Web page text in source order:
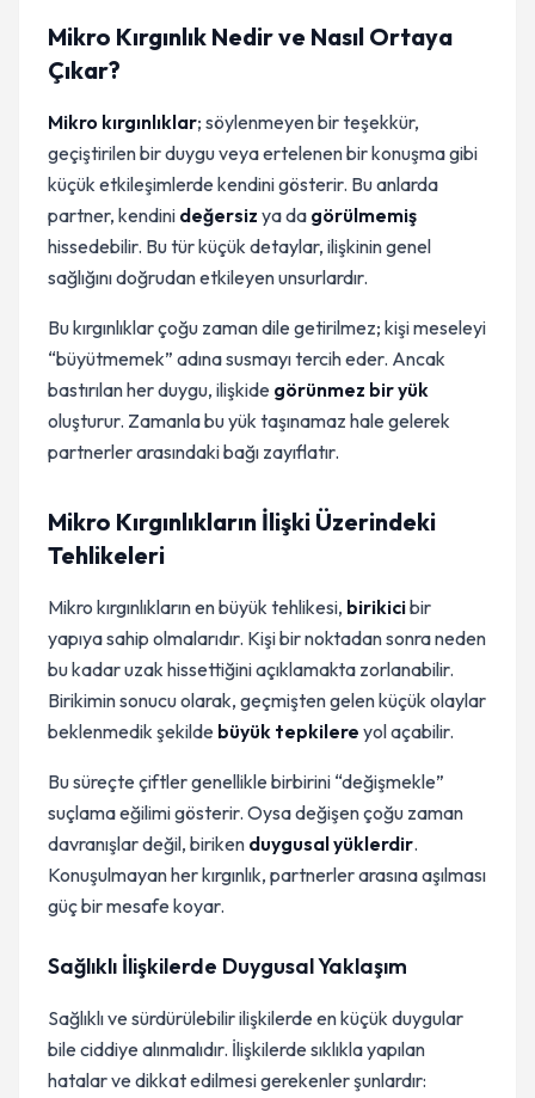
Mikro Kırgınlık Nedir ve Nasıl Ortaya
Çıkar?
Mikro kırgınlıklar; söylenmeyen bir teşekkür,
geçiştirilen bir duygu veya ertelenen bir konuşma gibi
küçük etkileşimlerde kendini gösterir. Bu anlarda
partner, kendini değersiz ya da görülmemiş
hissedebilir. Bu tür küçük detaylar, ilişkinin genel
sağlığını doğrudan etkileyen unsurlardır.
Bu kırgınlıklar çoğu zaman dile getirilmez; kişi meseleyi
“büyütmemek” adına susmayı tercih eder. Ancak
bastırılan her duygu, ilişkide görünmez bir yük
oluşturur. Zamanla bu yük taşınamaz hale gelerek
partnerler arasındaki bağı zayıflatır.
Mikro Kırgınlıkların İlişki Üzerindeki
Tehlikeleri
Mikro kırgınlıkların en büyük tehlikesi, birikicibir
yapıya sahip olmalarıdır. Kişi bir noktadan sonra neden
bu kadar uzak hissettiğini açıklamakta zorlanabilir.
Birikimin sonucu olarak, geçmişten gelen küçük olaylar
beklenmedik şekilde büyük tepkilere yol açabilir.
Bu süreçte çiftler genellikle birbirini “değişmekle”
suçlama eğilimi gösterir. Oysa değişen çoğu zaman
davranışlar değil, biriken duygusal yüklerdir.
Konuşulmayan her kırgınlık, partnerler arasına aşılması
güç bir mesafe koyar.
Sağlıklı İlişkilerde Duygusal Yaklaşım
Sağlıklı ve sürdürülebilir ilişkilerde en küçük duygular
bile ciddiye alınmalıdır. İlişkilerde sıklıkla yapılan
hatalar ve dikkat edilmesi gerekenler şunlardır: